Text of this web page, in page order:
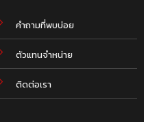
คำถามที่พบบ่อย
ตัวแทนจำหน่าย
ติดต่อเรา